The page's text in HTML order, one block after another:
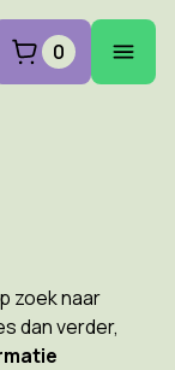
0
zoek naar
dan verder,